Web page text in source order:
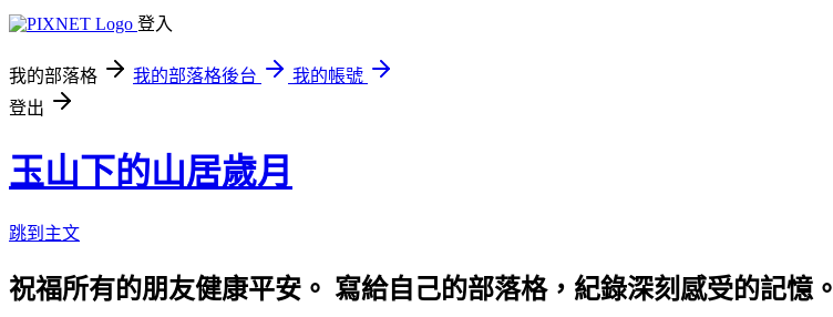
登入
我的部落格 我的部落格後台
我的帳號
登出
玉山下的山居歲月
跳到主文
祝福所有的朋友健康平安。 寫給自己的部落格，紀錄深刻感受的記憶。